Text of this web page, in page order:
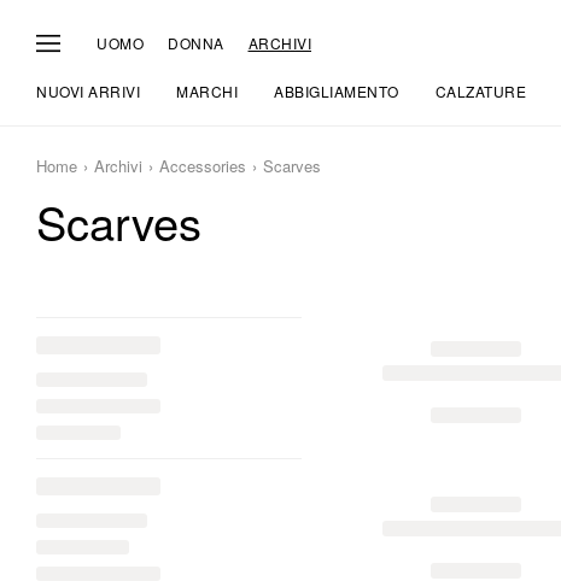
UOMO DONNA ARCHIVI
NUOVI ARRIVI MARCHI ABBIGLIAMENTO CALZATURE
Home Archivi Accessories Scarves
Scarves